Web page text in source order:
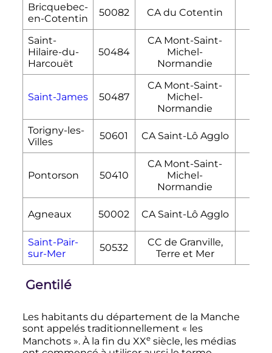
Bricquebec-
en-Cotentin
50082 CA du Cotentin
Saint-
Hilaire-du-
Harcouët
50484
CA Mont-Saint-
Michel-
Normandie
Saint-James 50487
CA Mont-Saint-
Michel-
Normandie
Torigny-les-
Villes
50601 CA Saint-Lô Agglo
Pontorson 50410
CA Mont-Saint-
Michel-
Normandie
Agneaux 50002 CA Saint-Lô Agglo
Saint-Pair-
sur-Mer
50532
CC de Granville,
Terre et Mer
Gentilé
Les habitants du département de la Manche
sont appelés traditionnellement « les
Manchots ». À la fin du XXe siècle, les médias